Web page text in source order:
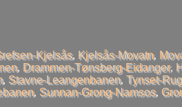
Kjelsås, Kjelsås-Movatn,
, Drammen-Tønsberg-Eidanger,
, Stavne-Leangenbanen, Tynset-
, Sunnan-Grong-Namsos,